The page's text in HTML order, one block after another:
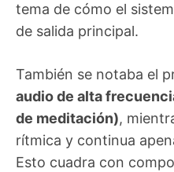
tema de cómo el
de salida principal.
También se notaba el
audio de alta
de meditación),
rítmica y continua
Esto cuadra con